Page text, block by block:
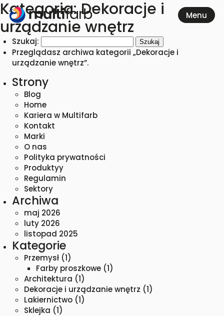
Kategoria:Dekoracje i
urządzanie wnętrz
Szukaj:
Przeglądasz archiwa kategorii „Dekoracje i
urządzanie wnętrz”.
Strony
Blog
Home
Kariera w Multifarb
Kontakt
Marki
O nas
Polityka prywatności
Produktyy
Regulamin
Sektory
Archiwa
maj 2026
luty 2026
listopad 2025
Kategorie
Przemysł (1)
Farby proszkowe (1)
Architektura (1)
Dekoracje i urządzanie wnętrz (1)
Lakiernictwo (1)
Sklejka (1)